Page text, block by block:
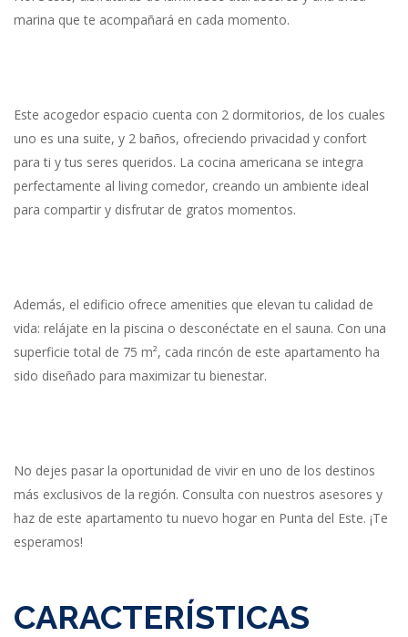
marina que te acompañará en cada momento.
Este acogedor espacio cuenta con 2 dormitorios, de los cuales
uno es una suite, y 2 baños, ofreciendo privacidad y confort
para ti y tus seres queridos. La cocina americana se integra
perfectamente al living comedor, creando un ambiente ideal
para compartir y disfrutar de gratos momentos.
Además, el edificio ofrece amenities que elevan tu calidad de
vida: relájate en la piscina o desconéctate en el sauna. Con una
superficie total de 75 m², cada rincón de este apartamento ha
sido diseñado para maximizar tu bienestar.
No dejes pasar la oportunidad de vivir en uno de los destinos
más exclusivos de la región. Consulta con nuestros asesores y
haz de este apartamento tu nuevo hogar en Punta del Este. ¡Te
esperamos!
CARACTERÍSTICAS